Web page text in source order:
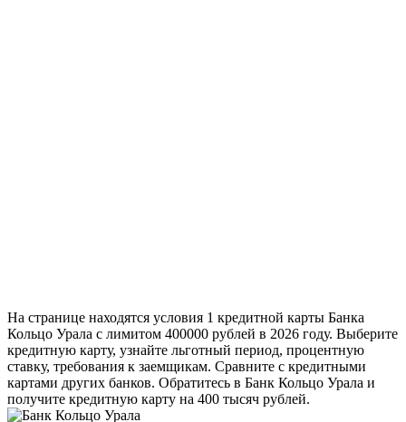
На странице находятся условия 1 кредитной карты Банка
Кольцо Урала с лимитом 400000 рублей в 2026 году. Выберите
кредитную карту, узнайте льготный период, процентную
ставку, требования к заемщикам. Сравните с кредитными
картами других банков. Обратитесь в Банк Кольцо Урала и
получите кредитную карту на 400 тысяч рублей.